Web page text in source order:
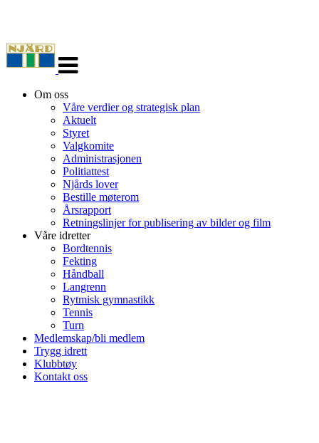
navigasjon
Om oss
Våre verdier og strategisk plan
Aktuelt
Styret
Valgkomite
Administrasjonen
Politiattest
Njårds lover
Bestille møterom
Årsrapport
Retningslinjer for publisering av bilder og film
Våre idretter
Bordtennis
Fekting
Håndball
Langrenn
Rytmisk gymnastikk
Tennis
Turn
Medlemskap/bli medlem
Trygg idrett
Klubbtøy
Kontakt oss